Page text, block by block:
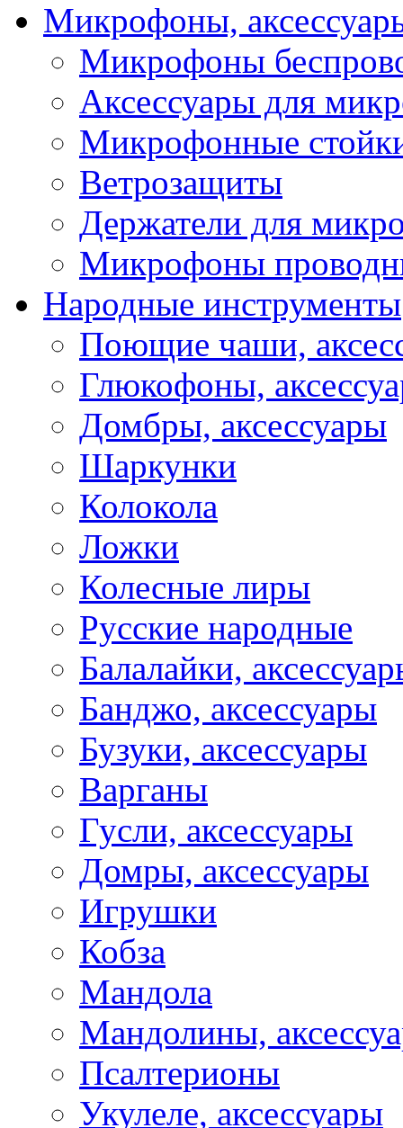
Микрофоны,
Микрофоны
Аксессуары для
Микрофонные
Ветрозащиты
Держатели для
Микрофоны
Народные инструменты
Поющие чаши,
Глюкофоны,
Домбры, аксессуары
Шаркунки
Колокола
Ложки
Колесные лиры
Русские народные
Балалайки,
Банджо, аксессуары
Бузуки, аксессуары
Варганы
Гусли, аксессуары
Домры, аксессуары
Игрушки
Кобза
Мандола
Мандолины,
Псалтерионы
Укулеле, аксессуары